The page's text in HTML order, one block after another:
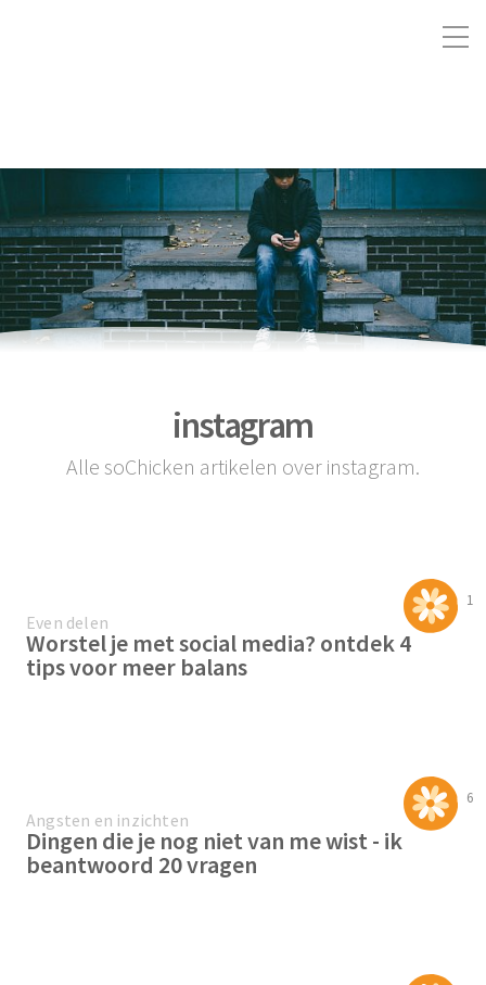
instagram
Alle soChicken artikelen over instagram.
1
Even delen
Worstel je met social media? ontdek 4
tips voor meer balans
6
Angsten en inzichten
Dingen die je nog niet van me wist - ik
beantwoord 20 vragen